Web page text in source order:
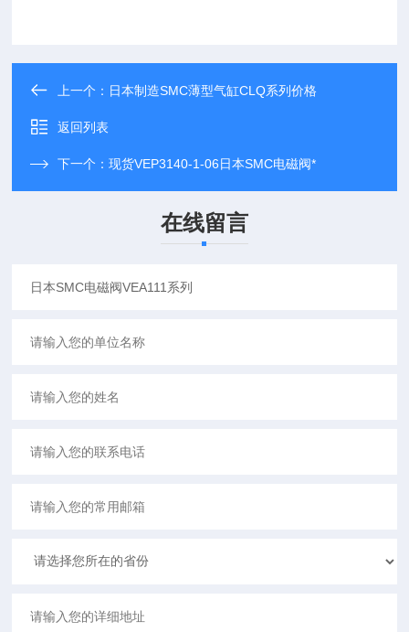
上一个： 日本制造SMC薄型气缸CLQ系列价格
返回列表
下一个：现货VEP3140-1-06日本SMC电磁阀*
在线留言